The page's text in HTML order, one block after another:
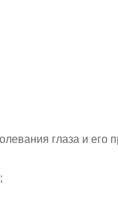
глаза и его